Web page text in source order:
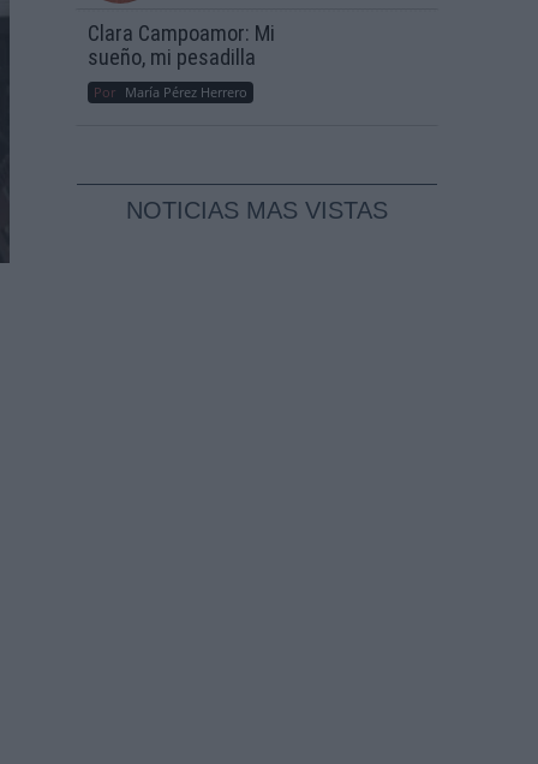
Clara Campoamor: Mi
sueño, mi pesadilla
Por María Pérez Herrero
NOTICIAS MAS VISTAS